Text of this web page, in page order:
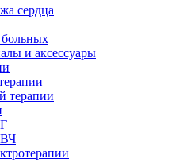
сердца
больных
и аксессуары
терапии